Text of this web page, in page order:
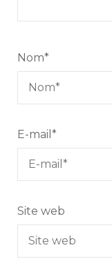
Nom*
E-mail *
Site web